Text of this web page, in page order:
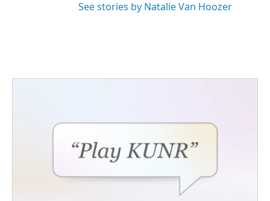
See stories by Natalie Van Hoozer